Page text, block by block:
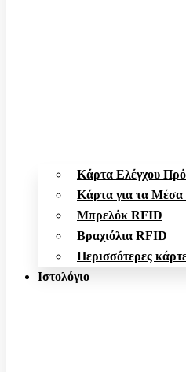
Κάρτα Ελέγχου
Κάρτα για τα
Μπρελόκ RFID
Βραχιόλια RFID
Περισσότερες
Ιστολόγιο